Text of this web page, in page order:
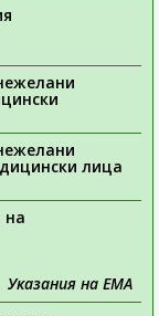
лица
на
Указания на ЕМА